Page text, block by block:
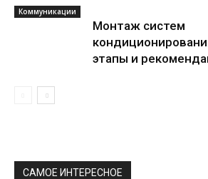
Коммуникации
Монтаж систем
этапы и
САМОЕ ИНТЕРЕСНОЕ